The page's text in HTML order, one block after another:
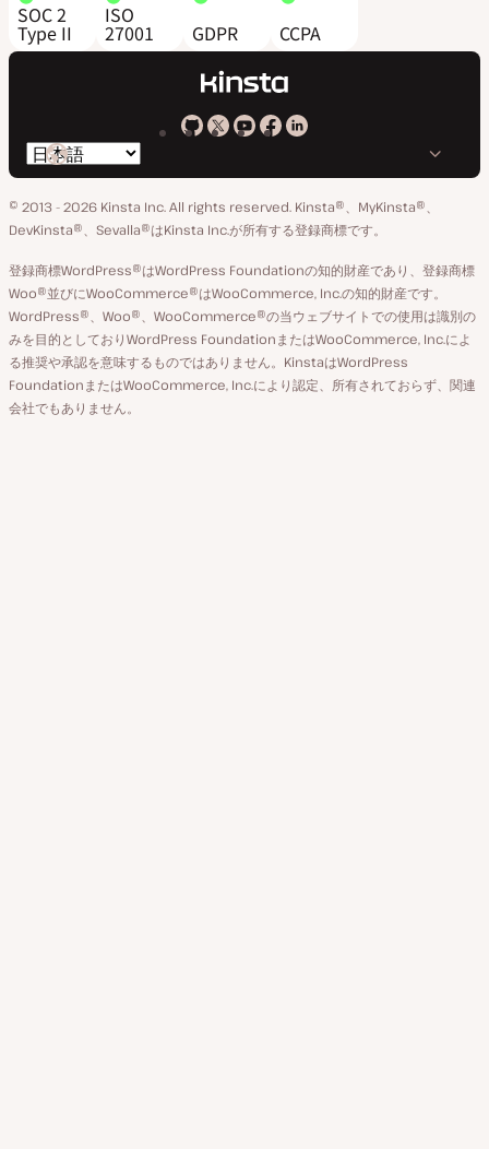
SOC 2
Type II
ISO
27001 GDPR CCPA
Kinsta
GitHub
Kinsta
X
ア
カ
ウ
ン
ト
Kinsta
YouTube
Kinsta
Facebook
Kinsta
LinkedIn
ペ
ー
ジ
言
語
の
り
替
え
© 2013 - 2026 Kinsta Inc. All rights reserved. Kinsta®、MyKinsta®、
DevKinsta®、Sevalla®はKinsta Inc.が所有する登録商標です。
登録商標WordPress®はWordPress Foundationの知的財産であり、登録商標
Woo®並びにWooCommerce®はWooCommerce, Inc.の知的財産です。
WordPress®、Woo®、WooCommerce®の当ウェブサイトでの使用は識別の
みを目的としておりWordPress FoundationまたはWooCommerce, Inc.によ
る推奨や承認を意味するものではありません。KinstaはWordPress
FoundationまたはWooCommerce, Inc.により認定、所有されておらず、関連
会社でもありません。